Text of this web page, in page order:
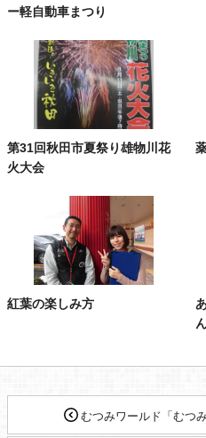
ー軽自動車まつり
第31回秋田市夏祭り雄物川花
火大会
紅葉の楽しみ方
むつみワールド「むつ